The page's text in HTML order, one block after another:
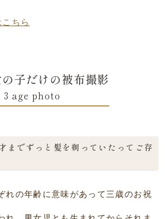
ちら
子だけの被布撮影
3 age photo
までずっと髪を剃っていたってご存
れの年齢に意味があって三歳のお祝